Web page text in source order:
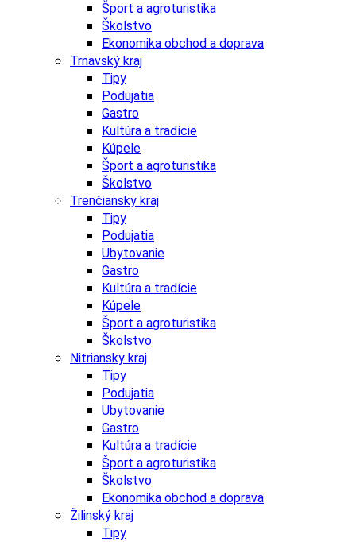
Šport a agroturistika
Školstvo
Ekonomika obchod a doprava
Trnavský kraj
Tipy
Podujatia
Gastro
Kultúra a tradície
Kúpele
Šport a agroturistika
Školstvo
Trenčiansky kraj
Tipy
Podujatia
Ubytovanie
Gastro
Kultúra a tradície
Kúpele
Šport a agroturistika
Školstvo
Nitriansky kraj
Tipy
Podujatia
Ubytovanie
Gastro
Kultúra a tradície
Šport a agroturistika
Školstvo
Ekonomika obchod a doprava
Žilinský kraj
Tipy